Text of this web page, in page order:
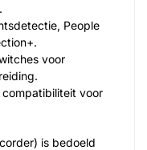
People
voor
voor
is bedoeld